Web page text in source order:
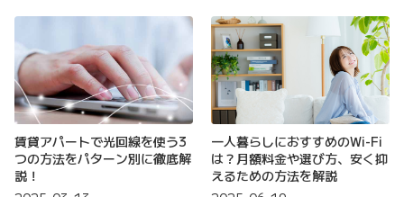
賃貸アパートで光回線を使う3
つの方法をパターン別に徹底解
説！
一人暮らしにおすすめのWi-Fi
は？月額料金や選び方、安く抑
えるための方法を解説